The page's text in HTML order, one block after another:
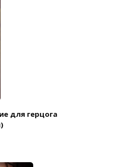
для герцога